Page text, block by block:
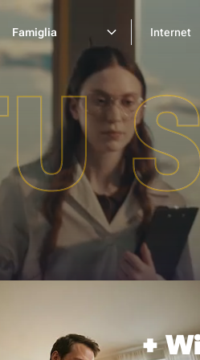
Famiglia Internet
+